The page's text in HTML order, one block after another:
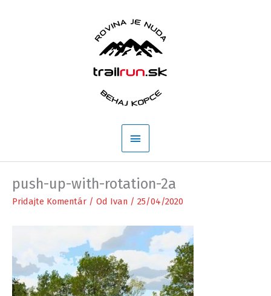
Hlavné
Menu
push-up-with-rotation-2a
Pridajte Komentár / Od Ivan / 25/04/2020